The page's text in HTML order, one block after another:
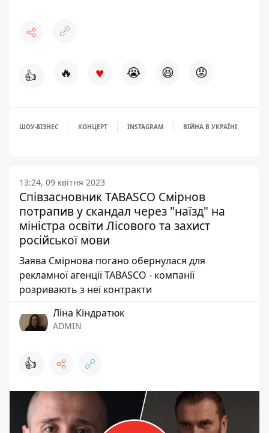
👍 🔥 ♥ 😭 😆 😡
ШОУ-БІЗНЕС КОНЦЕРТ INSTAGRAM ВІЙНА В УКРАЇНІ
13:24, 09 квітня 2023
Співзасновник TABASCO Смірнов
потрапив у скандал через "наїзд" на
міністра освіти Лісового та захист
російської мови
Заява Смірнова погано обернулася для
рекламної агенції TABASCO - компанії
розривають з неї контракти
Ліна Кіндратюк
ADMIN
👍